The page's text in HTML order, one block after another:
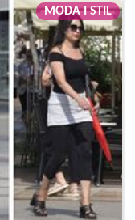
MODA I STIL